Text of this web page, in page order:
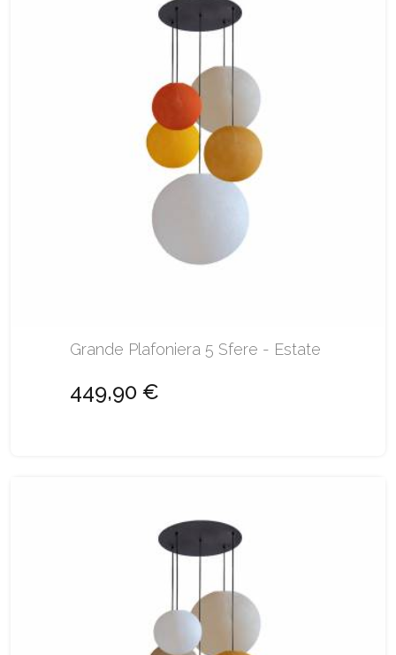
Grande Plafoniera 5 Sfere - Estate
449,90 €